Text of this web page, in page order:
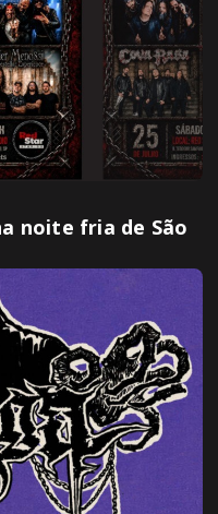
noite fria de São